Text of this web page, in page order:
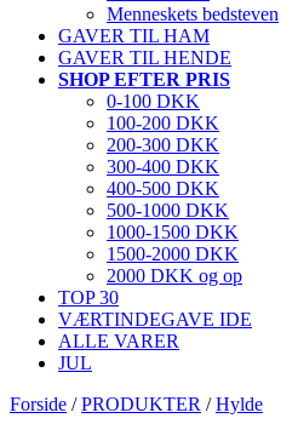
Menneskets bedsteven
GAVER TIL HAM
GAVER TIL HENDE
SHOP EFTER PRIS
0-100 DKK
100-200 DKK
200-300 DKK
300-400 DKK
400-500 DKK
500-1000 DKK
1000-1500 DKK
1500-2000 DKK
2000 DKK og op
TOP 30
VÆRTINDEGAVE IDE
ALLE VARER
JUL
Forside /PRODUKTER /Hylde